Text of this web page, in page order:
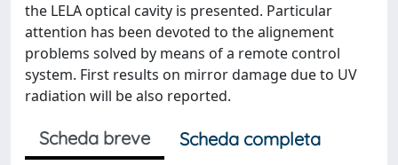
the LELA optical cavity is presented. Particular
attention has been devoted to the alignement
problems solved by means of a remote control
system. First results on mirror damage due to UV
radiation will be also reported.
Scheda breve
Scheda completa